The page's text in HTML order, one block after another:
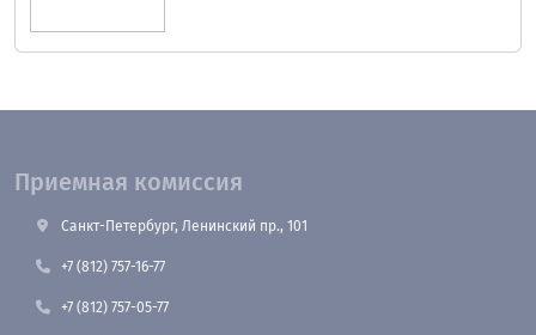
Приемная комиссия
Санкт-Петербург, Ленинский пр., 101
+7 (812) 757-16-77
+7 (812) 757-05-77